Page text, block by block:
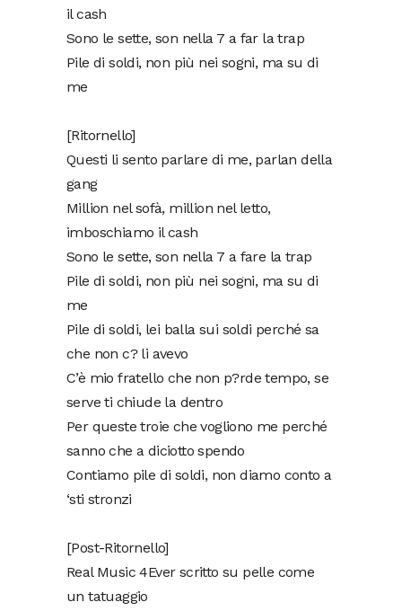
il cash
Sono le sette, son nella 7 a far la trap
Pile di soldi, non più nei sogni, ma su di
me
[Ritornello]
Questi li sento parlare di me, parlan della
gang
Million nel sofà, million nel letto,
imboschiamo il cash
Sono le sette, son nella 7 a fare la trap
Pile di soldi, non più nei sogni, ma su di
me
Pile di soldi, lei balla sui soldi perché sa
che non c? li avevo
C’è mio fratello che non p?rde tempo, se
serve ti chiude la dentro
Per queste troie che vogliono me perché
sanno che a diciotto spendo
Contiamo pile di soldi, non diamo conto a
‘sti stronzi
[Post-Ritornello]
Real Music 4Ever scritto su pelle come
un tatuaggio